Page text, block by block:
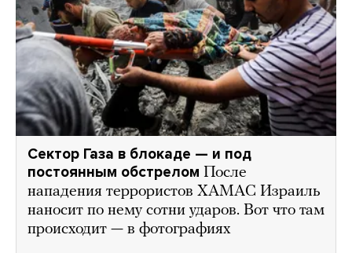
Сектор Газа в блокаде — и под
постоянным обстрелом После
нападения террористов ХАМАС Израиль
наносит по нему сотни ударов. Вот что там
происходит — в фотографиях